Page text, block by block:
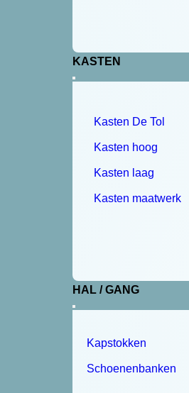
KASTEN
Kasten De Tol
Kasten hoog
Kasten laag
Kasten maatwerk
HAL / GANG
Kapstokken
Schoenenbanken